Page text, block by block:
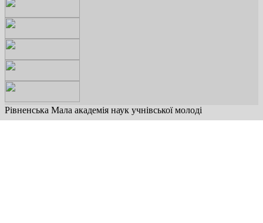
Рівненська Мала академія наук учнівської молоді